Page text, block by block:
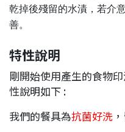
乾掉後殘留的水漬，若介
善。
特性說明
剛開始使用產生的食物
性說明如下 :
我們的餐具為抗菌好洗